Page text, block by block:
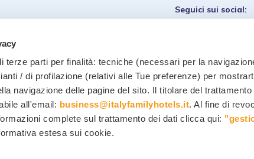
terze parti per finalità: tecniche (necessari per la
/ di profilazione (relativi alle Tue preferenze) per
navigazione delle pagine del sito. Il titolare del trattamento
all'email: business@italyfamilyhotels.it. Al fine di
complete sul trattamento dei dati clicca qui:
estesa sui cookie.
Seguici sui social:
Datenschutzrichtlinie-